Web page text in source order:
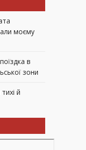
моєму
в
зони
й